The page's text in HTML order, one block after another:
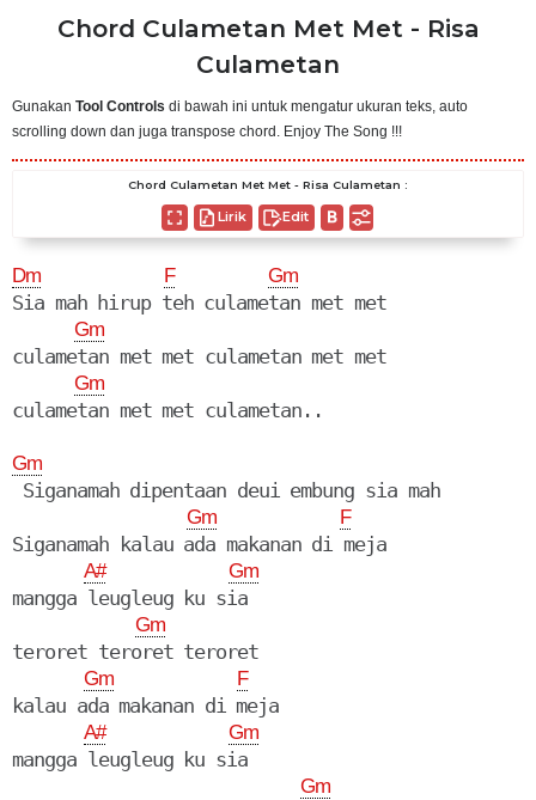
Chord Culametan Met Met - Risa
Culametan
Gunakan Tool Controls di bawah ini untuk mengatur ukuran teks, auto
scrolling down dan juga transpose chord. Enjoy The Song !!!
Chord Culametan Met Met - Risa Culametan :
Lirik Edit
Dm F Gm
Sia mah hirup teh culametan met met
Gm
culametan met met culametan met met
Gm
Gm
Siganamah dipentaan deui embung sia mah
Gm F
Siganamah kalau ada makanan di meja
A# Gm
mangga leugleug ku sia
Gm
teroret teroret teroret
Gm F
kalau ada makanan di meja
A# Gm
mangga leugleug ku sia
Gm